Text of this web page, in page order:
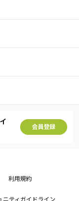
会員登録
利用規約
ニティガイドライン